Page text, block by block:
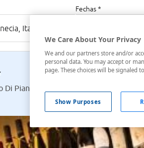
Fechas *
Pianiga, Venecia, Italia
We Care About Your Privacy
We and our partners store and/or
personal data. You may accept or
page. These choices will be
Show Purposes